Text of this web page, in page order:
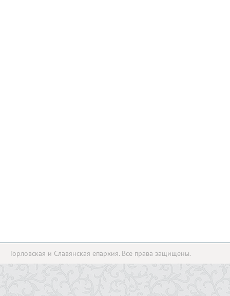
Горловская и Славянская епархия. Все права защищены.